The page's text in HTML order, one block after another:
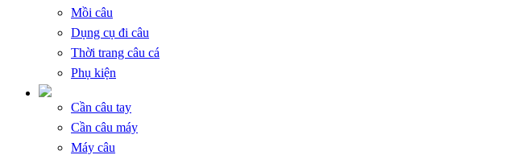
Mồi câu
Dụng cụ đi câu
Thời trang câu cá
Phụ kiện
Cần câu tay
Cần câu máy
Máy câu